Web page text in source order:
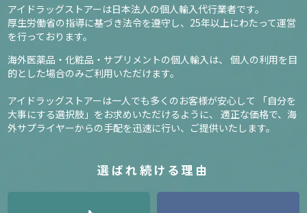
アイドラッグストアーは日本法人の個人輸入代行業者です。
厚生労働省の指導に基づき法令を遵守し、 25年以上にわたって運営
を行っております。
海外医薬品・化粧品・サプリメントの個人輸入は、
個人の利用を目
的とした場合のみご利用いただけます。
アイドラッグストアーは一人でも多くのお客様が安心して
「自分を
大事にする選択肢」をお求めいただけるように、
適正な価格で、海
外サプライヤーからの手配を迅速に行い、ご提供いたします。
選ばれ続ける理由